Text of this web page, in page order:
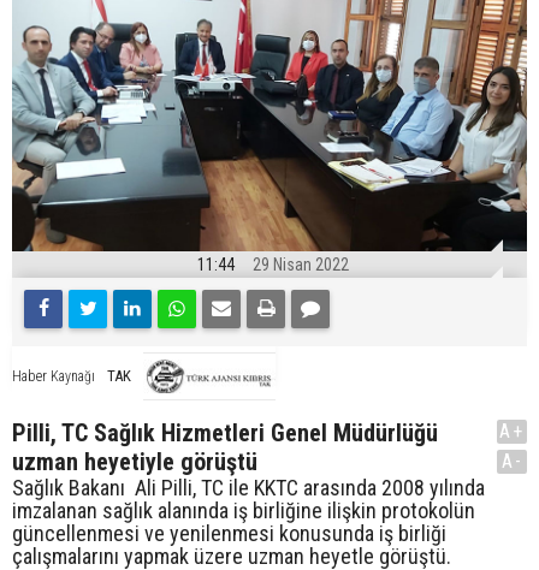
11:44 29 Nisan 2022
Haber Kaynağı TAK
Pilli, TC Sağlık Hizmetleri Genel Müdürlüğü
uzman heyetiyle görüştü
Sağlık Bakanı Ali Pilli, TC ile KKTC arasında 2008 yılında
imzalanan sağlık alanında iş birliğine ilişkin protokolün
güncellenmesi ve yenilenmesi konusunda iş birliği
çalışmalarını yapmak üzere uzman heyetle görüştü.
A+
A-